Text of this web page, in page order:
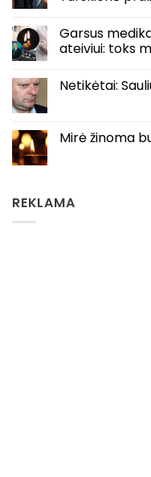
Garsus
ateiviui: toks
Netikėtai:
Mirė žinoma
REKLAMA